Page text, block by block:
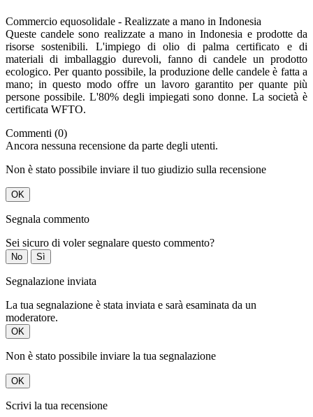
Commercio equosolidale - Realizzate a mano in Indonesia
Queste candele sono realizzate a mano in Indonesia e prodotte da
risorse sostenibili. L'impiego di olio di palma certificato e di
materiali di imballaggio durevoli, fanno di candele un prodotto
ecologico. Per quanto possibile, la produzione delle candele è fatta a
mano; in questo modo offre un lavoro garantito per quante più
persone possibile. L'80% degli impiegati sono donne. La società è
certificata WFTO.
Commenti (0)
Ancora nessuna recensione da parte degli utenti.
Non è stato possibile inviare il tuo giudizio sulla recensione
OK
Segnala commento
Sei sicuro di voler segnalare questo commento?
No Sì
Segnalazione inviata
La tua segnalazione è stata inviata e sarà esaminata da un
moderatore.
OK
Non è stato possibile inviare la tua segnalazione
OK
Scrivi la tua recensione